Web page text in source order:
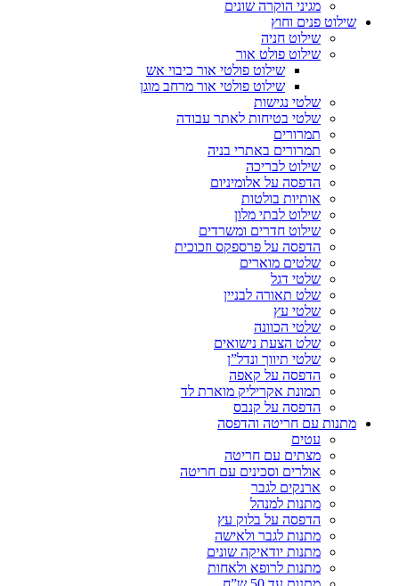
מגיני הוקרה שונים
שילוט פנים וחוץ
שילוט חניה
שילוט פולט אור
שילוט פולטי אור כיבוי אש
שילוט פולטי אור מרחב מוגן
שלטי נגישות
שלטי בטיחות לאתר עבודה
תמרורים
תמרורים באתרי בניה
שילוט לבריכה
הדפסה על אלומיניום
אותיות בולטות
שילוט לבתי מלון
שילוט חדרים ומשרדים
הדפסה על פרספקס וזכוכית
שלטים מוארים
שלטי דגל
שלט תאורה לבניין
שלטי עץ
שלטי הכוונה
שלט הצעת נישואים
שלטי תיווך ונדל”ן
הדפסה על קאפה
תמונת אקריליק מוארת לד
הדפסה על קנבס
מתנות עם חריטה והדפסה
עטים
מצתים עם חריטה
אולרים וסכינים עם חריטה
ארנקים לגבר
מתנות למנהל
הדפסה על בלוק עץ
מתנות לגבר ולאישה
מתנות יודאיקה שונים
מתנות לרופא ולאחות